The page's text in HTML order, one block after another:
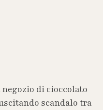
di cioccolato
scandalo tra